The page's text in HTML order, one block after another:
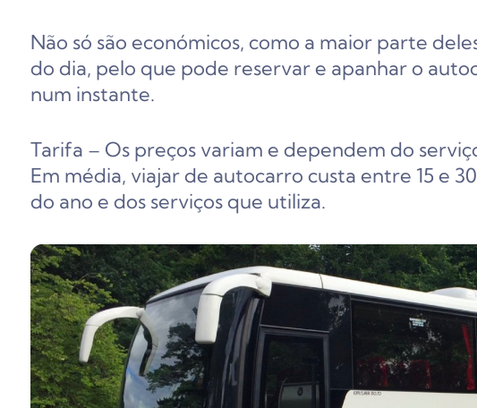
Não só são económicos, como a maior parte
do dia, pelo que pode reservar e apanhar o
num instante.
Tarifa – Os preços variam e dependem do
Em média, viajar de autocarro custa entre 15 e
do ano e dos serviços que utiliza.